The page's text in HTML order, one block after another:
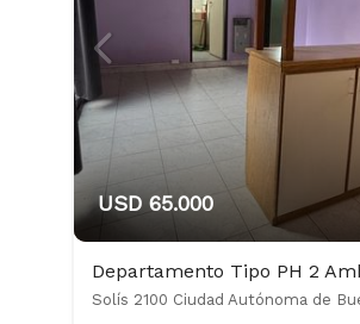
USD 65.000